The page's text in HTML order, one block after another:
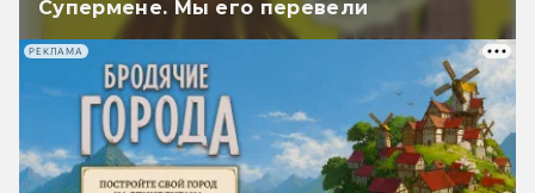
Супермене. Мы его перевели
РЕКЛАМА